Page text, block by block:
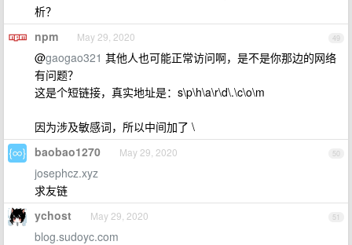
析？
49
npm May 29, 2020
@gaogao321 其他人也可能正常访问啊，是不是你那边的网络
有问题？
这是个短链接，真实地址是：s\p\h\a\r\d\.\c\o\m
因为涉及敏感词，所以中间加了 \
50
baobao1270 May 29, 2020
josephcz.xyz
求友链
51
ychost May 29, 2020
blog.sudoyc.com